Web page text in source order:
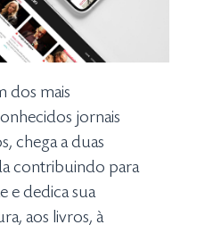
dos mais
jornais
chega a duas
contribuindo para
e dedica sua
aos livros, à